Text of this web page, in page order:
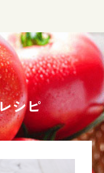
シピ